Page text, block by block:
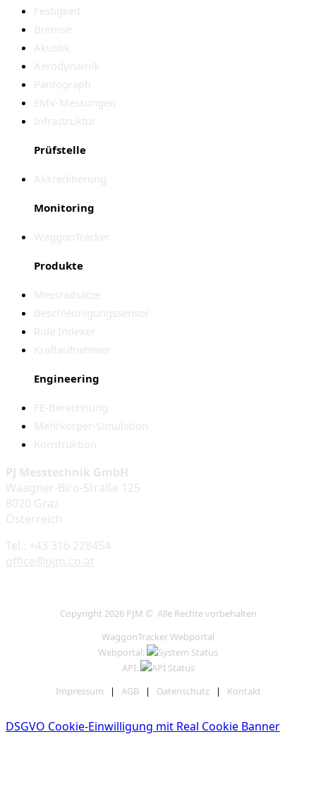
Festigkeit
Bremse
Akustik
Aerodynamik
Pantograph
EMV-Messungen
Infrastruktur
Prüfstelle
Akkreditierung
Monitoring
WaggonTracker
Produkte
Messradsätze
Beschleunigungssensor
Ride Indexer
Kraftaufnehmer
Engineering
FE-Berechnung
Mehrkörper-Simulation
Konstruktion
PJ Messtechnik GmbH
Waagner-Biro-Straße 125
8020 Graz
Österreich
Tel.: +43 316 228454
office@pjm.co.at
Copyright 2026 PJM © Alle Rechte vorbehalten
WaggonTracker Webportal
Webportal:
API:
Impressum | AGB| Datenschutz| Kontakt
DSGVO Cookie-Einwilligung mit Real Cookie Banner